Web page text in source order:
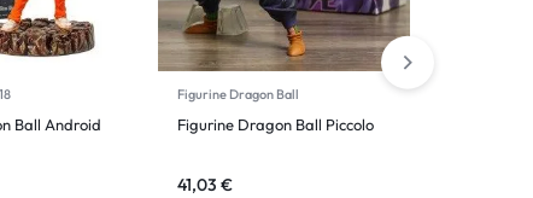
Ball Android
Figurine Dragon Ball
Figurine Dragon Ball Piccolo
41,03€